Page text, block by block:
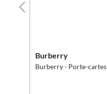
Burberry
Burberry - Porte-cartes